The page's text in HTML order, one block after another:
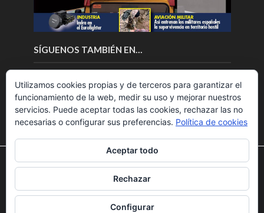
SÍGUENOS TAMBIÉN EN…
Copyright © 2018.Fly News.Noticias aerospacial
UAS aviación comercial
Utilizamos cookies para ofrecerte la mejor experiencia en
nuestra web.
Puedes aprender más sobre qué cookies utilizamos o
desactivarlas en losajustes.
Utilizamos cookies propias y de terceros para garantizar el
funcionamiento de la web, medir su uso y mejorar nuestros
servicios. Puede aceptar todas las cookies, rechazar las no
necesarias o configurar sus preferencias. Política de cookies
Aceptar todo
Rechazar
Configurar